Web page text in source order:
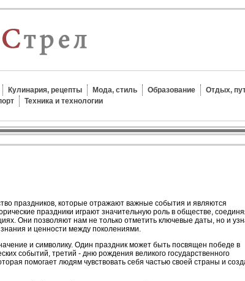
Кулинария, рецепты Мода, стиль Образование Отдых,
Техника и технологии
праздников, которые отражают важные события и являются
праздники играют значительную роль в обществе,
Они позволяют нам не только отметить ключевые даты, но и
и ценности между поколениями.
и символику. Один праздник может быть посвящен победе в
событий, третий - дню рождения великого государственного
помогает людям чувствовать себя частью своей страны и